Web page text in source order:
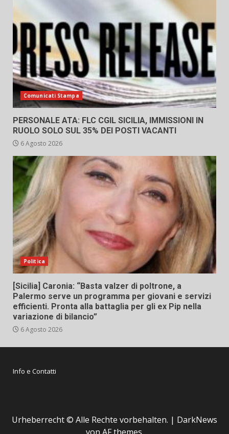
Comunicati Stampa
PERSONALE ATA: FLC CGIL SICILIA, IMMISSIONI IN
RUOLO SOLO SUL 35% DEI POSTI VACANTI
6 Agosto 2026
Politica
[Sicilia] Caronia: “Basta valzer di poltrone, a
Palermo serve un programma per giovani e servizi
efficienti. Pronta alla battaglia per gli ex Pip nella
variazione di bilancio”
6 Agosto 2026
Info e Contatti
Urheberrecht © Alle Rechte vorbehalten. | DarkNews